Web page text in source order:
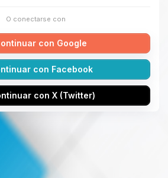
O conectarse con
con Google
con Facebook
con X (Twitter)